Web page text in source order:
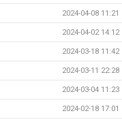
2024-04-08 11:21
2024-04-02 14:12
2024-03-18 11:42
2024-03-11 22:28
2024-03-04 11:23
2024-02-18 17:01